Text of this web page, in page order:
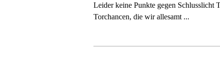
Leider keine Punkte gegen Schlusslicht
Torchancen, die wir allesamt ...